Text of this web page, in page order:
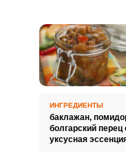
ИНГРЕДИЕНТЫ
баклажан,
болгарский перец
уксусная